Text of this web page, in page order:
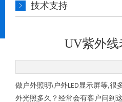
技术支持
UV紫外
做户外照明\户外LED显示屏等,很
外光照多久？经常会有客户问到